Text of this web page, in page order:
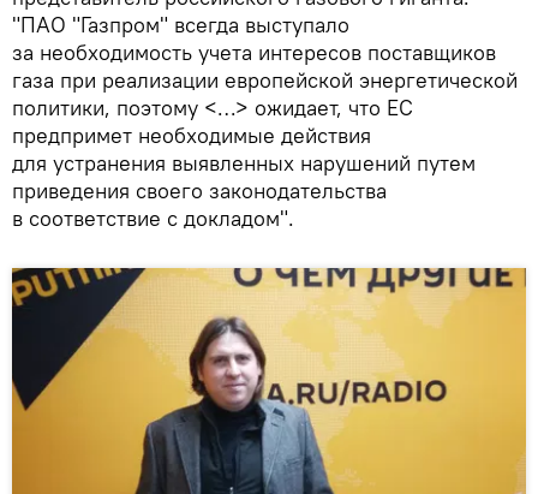
"ПАО "Газпром" всегда выступало
за необходимость учета интересов поставщиков
газа при реализации европейской энергетической
политики, поэтому <…> ожидает, что ЕС
предпримет необходимые действия
для устранения выявленных нарушений путем
приведения своего законодательства
в соответствие с докладом".